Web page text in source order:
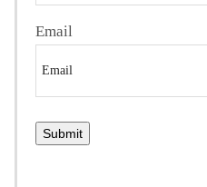
Email